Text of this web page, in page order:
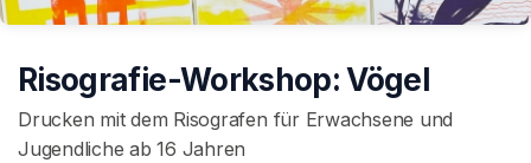
Risografie-Workshop: Vögel
Drucken mit dem Risografen für Erwachsene und
Jugendliche ab 16 Jahren